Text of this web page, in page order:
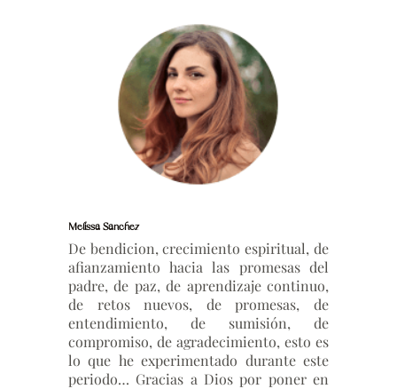
Melissa Sanchez
De bendicion, crecimiento espiritual, de
afianzamiento hacia las promesas del
padre, de paz, de aprendizaje continuo,
de retos nuevos, de promesas, de
entendimiento, de sumisión, de
compromiso, de agradecimiento, esto es
lo que he experimentado durante este
periodo… Gracias a Dios por poner en